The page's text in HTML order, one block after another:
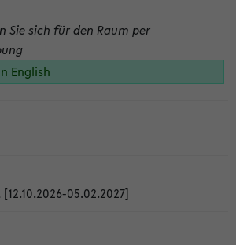
Sie sich für den Raum per
English
05.02.2027]